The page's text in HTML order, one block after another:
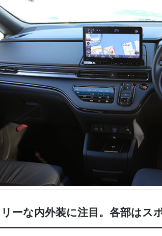
ーな内外装に注目。各部はス